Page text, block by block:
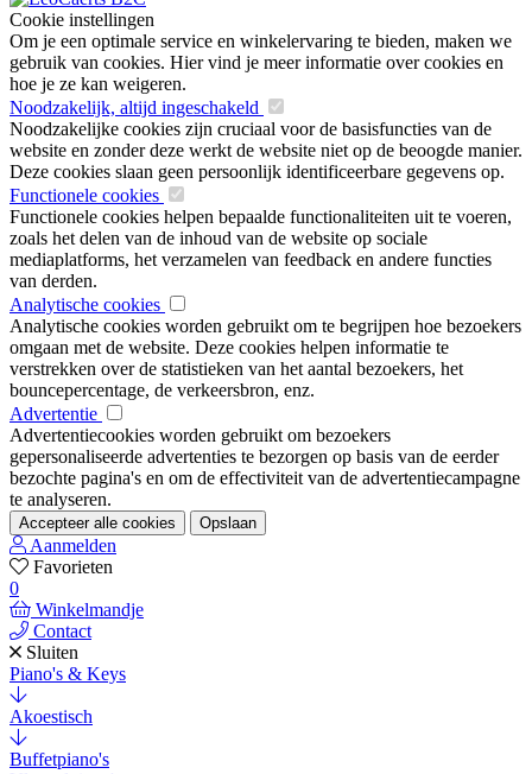
Cookie instellingen
Om je een optimale service en winkelervaring te bieden, maken we
gebruik van cookies. Hier vind je meer informatie over cookies en
hoe je ze kan weigeren.
Noodzakelijk, altijd ingeschakeld
Noodzakelijke cookies zijn cruciaal voor de basisfuncties van de
website en zonder deze werkt de website niet op de beoogde manier.
Deze cookies slaan geen persoonlijk identificeerbare gegevens op.
Functionele cookies
Functionele cookies helpen bepaalde functionaliteiten uit te voeren,
zoals het delen van de inhoud van de website op sociale
mediaplatforms, het verzamelen van feedback en andere functies
van derden.
Analytische cookies
Analytische cookies worden gebruikt om te begrijpen hoe bezoekers
omgaan met de website. Deze cookies helpen informatie te
verstrekken over de statistieken van het aantal bezoekers, het
bouncepercentage, de verkeersbron, enz.
Advertentie
Advertentiecookies worden gebruikt om bezoekers
gepersonaliseerde advertenties te bezorgen op basis van de eerder
bezochte pagina's en om de effectiviteit van de advertentiecampagne
te analyseren.
Accepteer alle cookies Opslaan
Aanmelden
Favorieten
0
Winkelmandje
Contact
Sluiten
Piano's & Keys
Akoestisch
Buffetpiano's